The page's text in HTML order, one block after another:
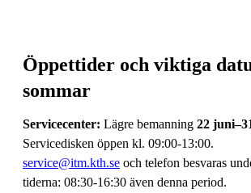
Öppettider och viktiga
sommar
Servicecenter: Lägre bemanning 22
Servicedisken öppen kl. 09:00-13:00.
service@itm.kth.se och telefon besvaras
tiderna: 08:30-16:30 även denna period.